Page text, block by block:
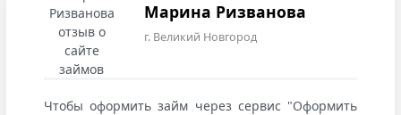
Марина Ризванова
г. Великий Новгород
Чтобы оформить займ через сервис "Оформить